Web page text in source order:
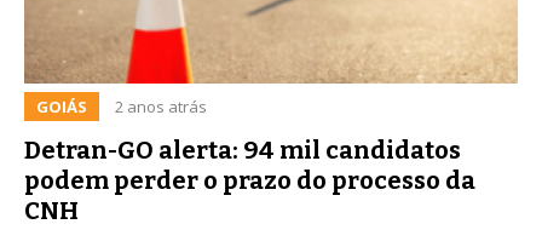
GOIÁS 2 anos atrás
Detran-GO alerta: 94 mil candidatos
podem perder o prazo do processo da
CNH